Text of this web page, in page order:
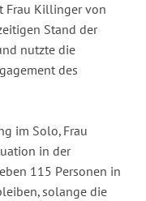
Frau Killinger von
Stand der
nutzte die
des
im Solo, Frau
in der
115 Personen in
solange die